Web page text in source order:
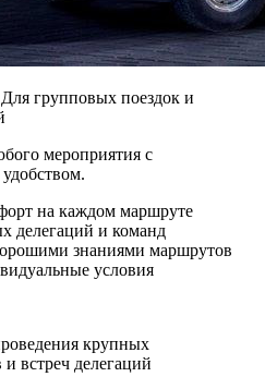
Для групповых поездок и
мероприятия с
на каждом маршруте
делегаций и команд
знаниями маршрутов
условия
крупных
встреч делегаций